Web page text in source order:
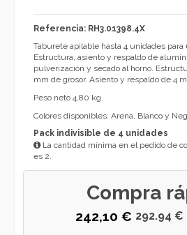
Referencia: RH3.01398.4X
Taburete apilable hasta 4 unidades para
Estructura, asiento y respaldo de
pulverización y secado al horno.
mm de grosor. Asiento y respaldo de 4
Peso neto 4,80 kg.
Colores disponibles: Arena, Blanco y
Pack indivisible de 4 unidades
La cantidad mínima en el pedido de
es 2.
Compra
242,10 € 292.94 €